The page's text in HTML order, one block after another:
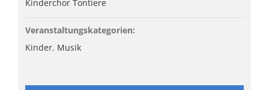
Kinderchor Tontiere
Veranstaltungskategorien:
Kinder, Musik